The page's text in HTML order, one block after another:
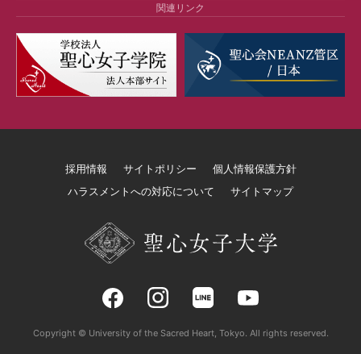
関連リンク
採用情報 サイトポリシー
個人情報保護方針
ハラスメントへの対応について
サイトマップ
Copyright © University of the Sacred Heart, Tokyo. All rights reserved.